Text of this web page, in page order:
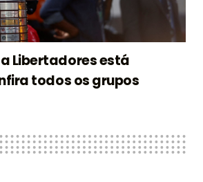
Libertadores está
todos os grupos